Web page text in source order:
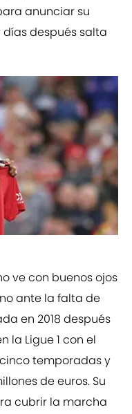
anunciar su
después salta
ve con buenos ojos
ante la falta de
en 2018 después
la Ligue 1 con el
temporadas y
de euros. Su
cubrir la marcha